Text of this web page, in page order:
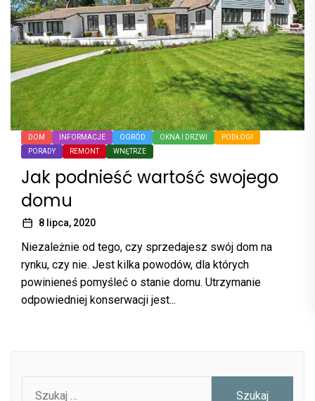
DOM INFORMACJE OGRÓD OKNA I DRZWI
PODŁOGI
PORADY
REMONT WNĘTRZE
Jak podnieść wartość swojego
domu
8 lipca, 2020
Niezależnie od tego, czy sprzedajesz swój dom na
rynku, czy nie. Jest kilka powodów, dla których
powinieneś pomyśleć o stanie domu. Utrzymanie
odpowiedniej konserwacji jest...